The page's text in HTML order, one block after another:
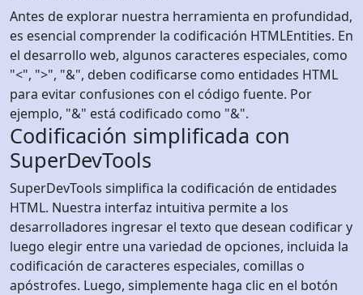
Antes de explorar nuestra herramienta en profundidad,
es esencial comprender la codificación HTMLEntities. En
el desarrollo web, algunos caracteres especiales, como
"<", ">", "&", deben codificarse como entidades HTML
para evitar confusiones con el código fuente. Por
ejemplo, "&" está codificado como "&".
Codificación simplificada con
SuperDevTools
SuperDevTools simplifica la codificación de entidades
HTML. Nuestra interfaz intuitiva permite a los
desarrolladores ingresar el texto que desean codificar y
luego elegir entre una variedad de opciones, incluida la
codificación de caracteres especiales, comillas o
apóstrofes. Luego, simplemente haga clic en el botón